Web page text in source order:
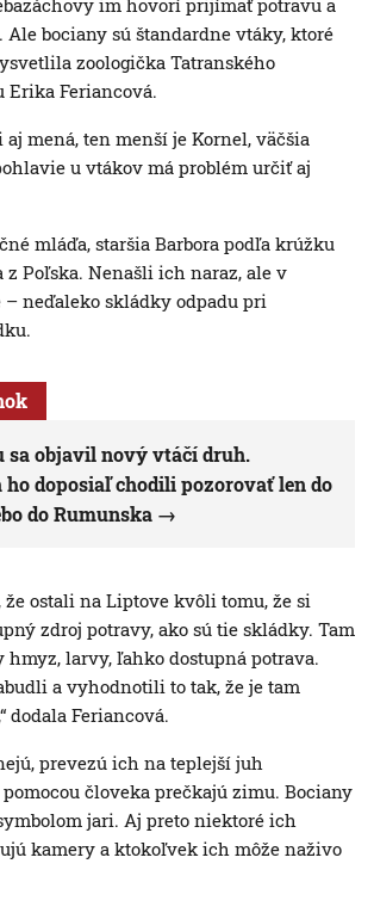
im hovorí prijímať potravu a
Ale bociany sú štandardne vtáky, ktoré
zoologička Tatranského
Erika Feriancová.
aj mená, ten menší je Kornel, väčšia
u vtákov má problém určiť aj
mláďa, staršia Barbora podľa krúžku
Poľska. Nenašli ich naraz, ale v
neďaleko skládky odpadu pri
sa objavil nový vtáčí druh.
doposiaľ chodili pozorovať len do
do Rumunska
že ostali na Liptove kvôli tomu, že si
zdroj potravy, ako sú tie skládky. Tam
hmyz, larvy, ľahko dostupná potrava.
a vyhodnotili to tak, že je tam
dodala Feriancová.
prevezú ich na teplejší juh
človeka prečkajú zimu. Bociany
jari. Aj preto niektoré ich
kamery a ktokoľvek ich môže naživo